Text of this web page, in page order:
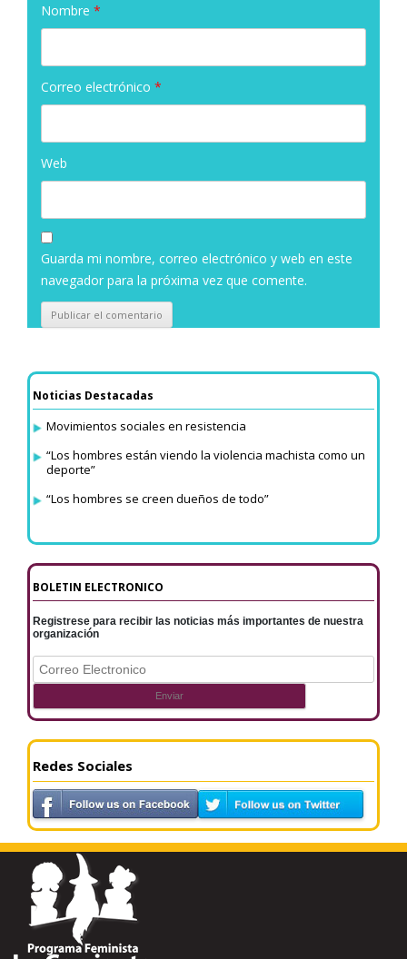
Nombre *
Correo electrónico *
Web
Guarda mi nombre, correo electrónico y web en este
navegador para la próxima vez que comente.
Noticias Destacadas
Movimientos sociales en resistencia
“Los hombres están viendo la violencia machista como un
deporte”
“Los hombres se creen dueños de todo”
BOLETIN ELECTRONICO
Registrese para recibir las noticias más importantes de nuestra
organización
Redes Sociales